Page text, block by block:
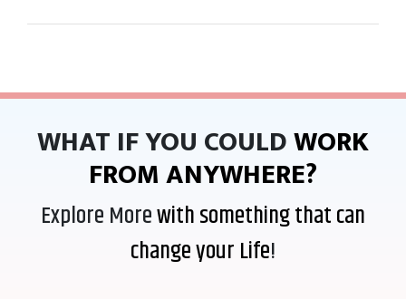
WHAT IF YOU COULDWORK
FROM ANYWHERE?
Explore Morewith something that can
change your Life!